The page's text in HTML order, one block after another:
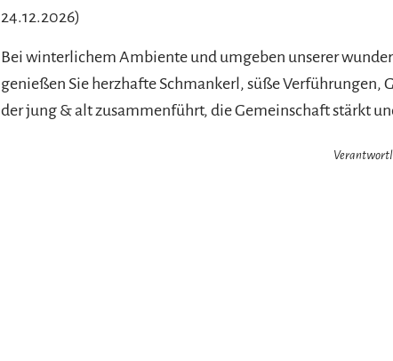
24.12.2026)
Bei winterlichem Ambiente und umgeben unserer
genießen Sie herzhafte Schmankerl, süße Verführungen,
der jung & alt zusammenführt, die Gemeinschaft stärkt